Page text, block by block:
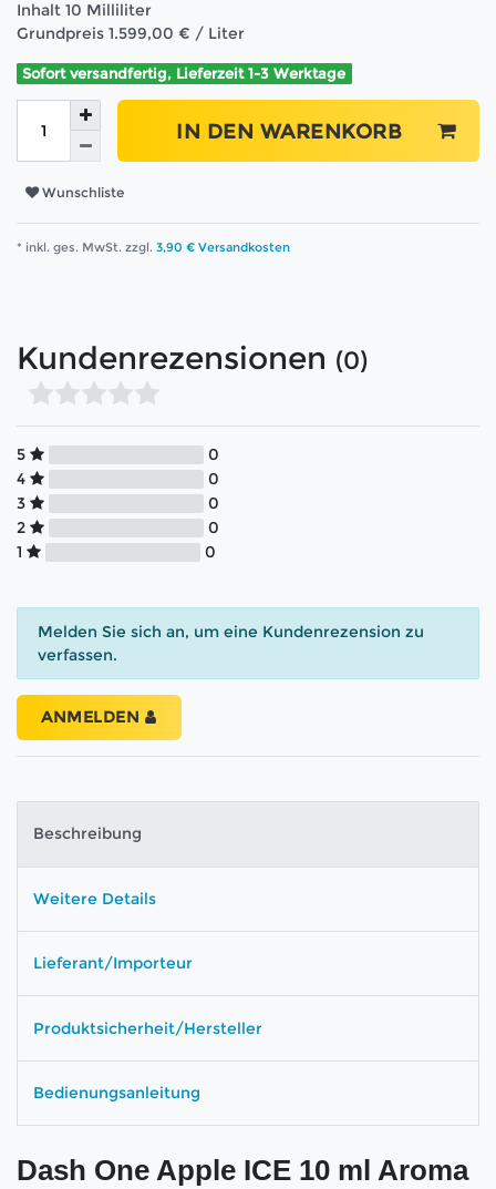
Inhalt 10 Milliliter
Grundpreis 1.599,00 € / Liter
Sofort versandfertig, Lieferzeit 1-3 Werktage
IN DEN WARENKORB
Wunschliste
* inkl. ges. MwSt. zzgl. 3,90 € Versandkosten
Kundenrezensionen (0)
5
0
4
0
3
0
2
0
1
0
Melden Sie sich an, um eine Kundenrezension zu
verfassen.
ANMELDEN
Beschreibung
Weitere Details
Lieferant/Importeur
Produktsicherheit/Hersteller
Bedienungsanleitung
Dash One Apple ICE 10 ml Aroma